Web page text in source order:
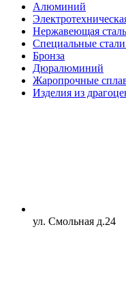
Алюминий
Нержавеющая сталь
Специальные
Бронза
Дюралюминий
Жаропрочные
Изделия из
ул. Смольная д.24